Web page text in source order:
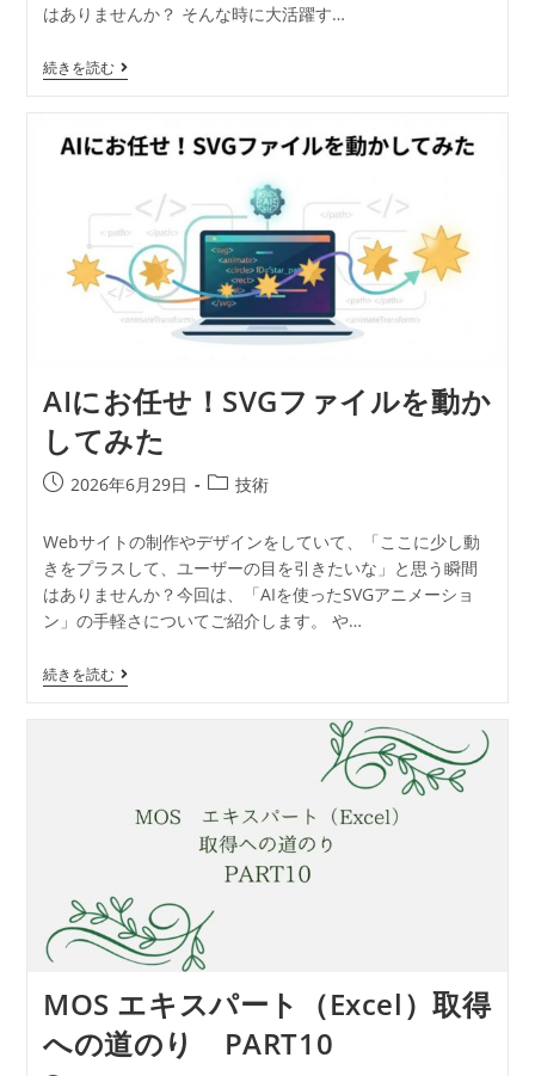
はありませんか？ そんな時に大活躍す…
続きを読む
AIにお任せ！SVGファイルを動か
してみた
2026年6月29日 技術
Webサイトの制作やデザインをしていて、「ここに少し動
きをプラスして、ユーザーの目を引きたいな」と思う瞬間
はありませんか？今回は、「AIを使ったSVGアニメーショ
ン」の手軽さについてご紹介します。 や…
続きを読む
MOS エキスパート（Excel）取得
への道のり PART10